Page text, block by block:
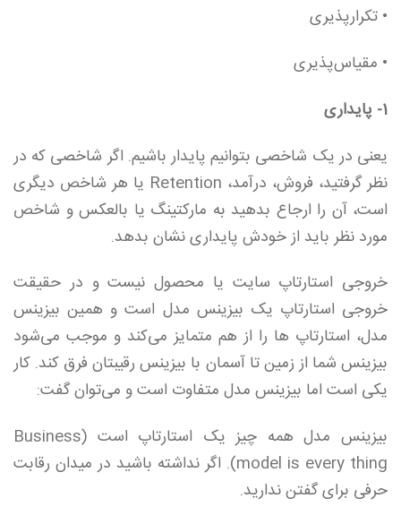
• تکرارپذیری
• مقیاس‌پذیری
1- پایداری
یعنی در یک شاخصی بتوانیم پایدار باشیم. اگر شاخصی که در
نظر گرفتید، فروش، درآمد، Retention یا هر شاخص دیگری
است، آن را ارجاع بدهید به مارکتینگ یا بالعکس و شاخص
مورد نظر باید از خودش پایداری نشان بدهد.
خروجی استارتاپ سایت یا محصول نیست و در حقیقت
خروجی استارتاپ یک بیزینس مدل است و همین بیزینس
مدل، استارتاپ ها را از هم متمایز می‌کند و موجب می‌شود
بیزینس شما از زمین تا آسمان با بیزینس رقیبتان فرق کند. کار
یکی است اما بیزینس مدل متفاوت است و می‌توان گفت:
بیزینس مدل همه چیز یک استارتاپ است (Business
model is every thing). اگر نداشته باشید در میدان رقابت
حرفی برای گفتن ندارید.